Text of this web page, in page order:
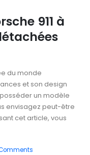
911 à
du monde
et son design
un modèle
envisagez peut-être
cet article, vous